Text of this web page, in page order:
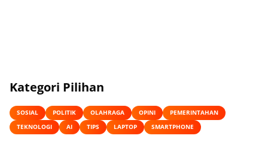
Kategori Pilihan
SOSIAL POLITIK OLAHRAGA OPINI
PEMERINTAHAN
TEKNOLOGI
AI TIPS LAPTOP SMARTPHONE